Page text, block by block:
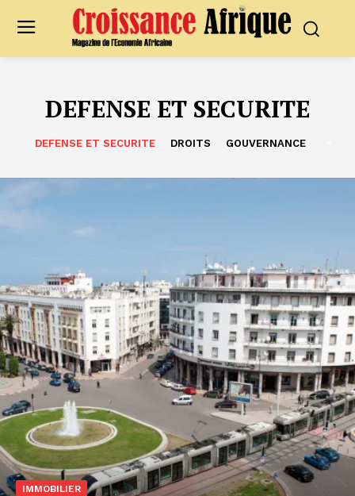
DEFENSE ET SECURITE
DEFENSE ET SECURITE DROITS GOUVERNANCE
IMMOBILIER